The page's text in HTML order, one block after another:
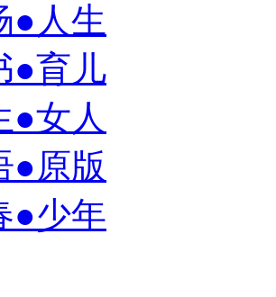
●人生
●育儿
●女人
●原版
●少年